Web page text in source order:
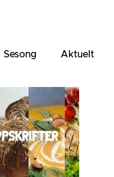
Sesong Aktuelt